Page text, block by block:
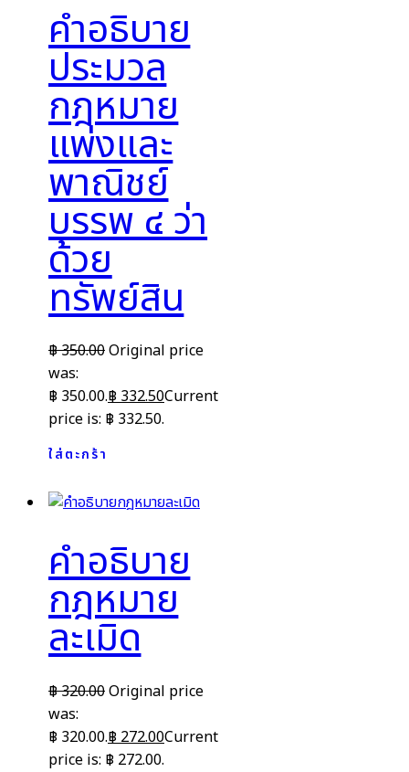
คำอธิบาย
ประมวล
กฎหมาย
แพ่งและ
พาณิชย์
บรรพ ๔ ว่า
ด้วย
ทรัพย์สิน
฿350.00Original price
was:
฿ 350.00.฿332.50Current
price is: ฿ 332.50.
ใส่ตะกร้า
คำอธิบาย
กฎหมาย
ละเมิด
฿320.00Original price
was:
฿ 320.00.฿272.00Current
price is: ฿ 272.00.